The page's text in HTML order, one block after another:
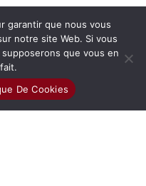
des maisons
espaces
option polyvalente
garantir que nous vous
notre site Web. Si vous
que vous en
De Cookies